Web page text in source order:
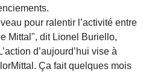
pour ralentir l’activité entre
Mittal", dit Lionel Buriello,
d’aujourd’hui vise à
Ça fait quelques mois